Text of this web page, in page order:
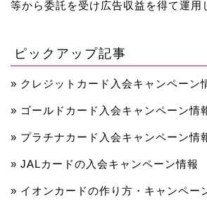
等から委託を受け広告収益を得て運用
ピックアップ記事
» クレジットカード入会キャンペーン
» ゴールドカード入会キャンペーン情
» プラチナカード入会キャンペーン情
» JALカードの入会キャンペーン情報
» イオンカードの作り方・キャンペー
クレジットカー